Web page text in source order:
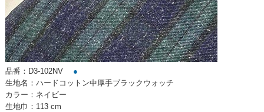
品番：D3-102NV●
生地名：ハードコットン中厚手ブラックウォッチ
カラー：ネイビー
生地巾：113 cm